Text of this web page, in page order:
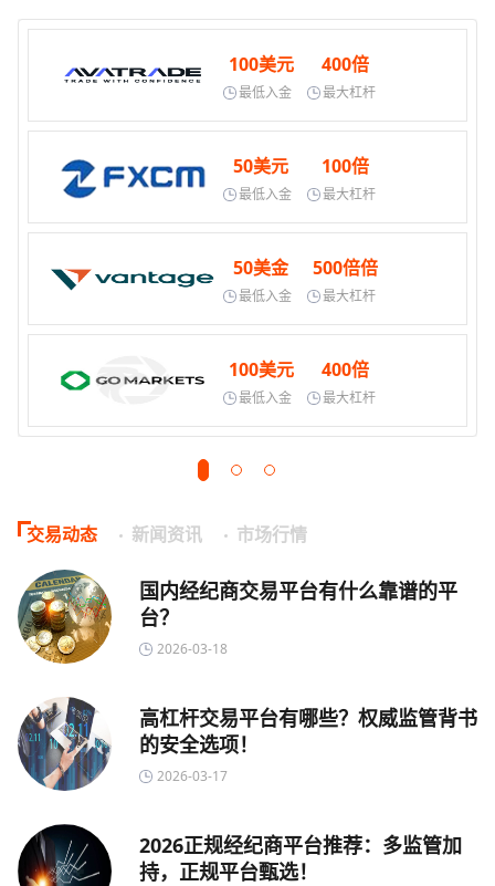
100美元
最低入金
400倍
最大杠杆
50美元
最低入金
100倍
最大杠杆
50美金
最低入金
500倍倍
最大杠杆
100美元
最低入金
400倍
最大杠杆
交易动态 新闻资讯 市场行情
国内经纪商交易平台有什么靠谱的平
台？
2026-03-18
高杠杆交易平台有哪些？权威监管背书
的安全选项！
2026-03-17
2026正规经纪商平台推荐：多监管加
持，正规平台甄选！